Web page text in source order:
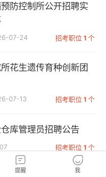
提醒 我
防控制所公开招聘实
07-24 招考职位 1 个
花生遗传育种创新团
07-13 招考职位 1 个
库管理员招聘公告
招考职位 1 个